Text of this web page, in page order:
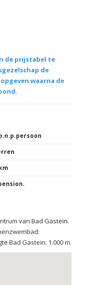
de prijstabel te
de
waarna de
van Bad Gastein.
Bad Gastein: 1.000 m.